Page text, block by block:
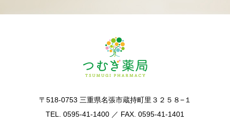
〒518-0753 三重県名張市蔵持町里３２５８−１
TEL. 0595-41-1400 ／ FAX. 0595-41-1401